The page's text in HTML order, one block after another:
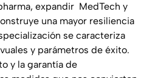
expandir MedTech y
una mayor resiliencia
se caracteriza
y parámetros de éxito.
y la garantía de